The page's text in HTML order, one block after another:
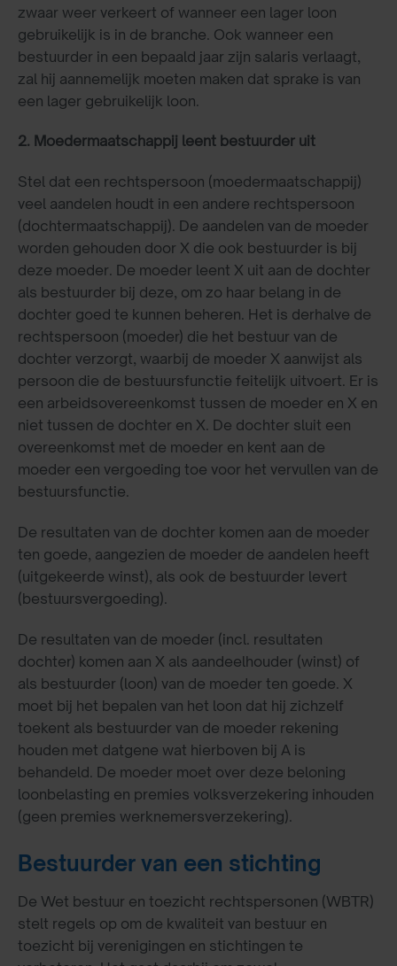
zwaar weer verkeert of wanneer een lager loon
gebruikelijk is in de branche. Ook wanneer een
bestuurder in een bepaald jaar zijn salaris verlaagt,
zal hij aannemelijk moeten maken dat sprake is van
een lager gebruikelijk loon.
2. Moedermaatschappij leent bestuurder uit
Stel dat een rechtspersoon (moedermaatschappij)
veel aandelen houdt in een andere rechtspersoon
(dochtermaatschappij). De aandelen van de moeder
worden gehouden door X die ook bestuurder is bij
deze moeder. De moeder leent X uit aan de dochter
als bestuurder bij deze, om zo haar belang in de
dochter goed te kunnen beheren. Het is derhalve de
rechtspersoon (moeder) die het bestuur van de
dochter verzorgt, waarbij de moeder X aanwijst als
persoon die de bestuursfunctie feitelijk uitvoert. Er is
een arbeidsovereenkomst tussen de moeder en X en
niet tussen de dochter en X. De dochter sluit een
overeenkomst met de moeder en kent aan de
moeder een vergoeding toe voor het vervullen van de
bestuursfunctie.
De resultaten van de dochter komen aan de moeder
ten goede, aangezien de moeder de aandelen heeft
(uitgekeerde winst), als ook de bestuurder levert
(bestuursvergoeding).
De resultaten van de moeder (incl. resultaten
dochter) komen aan X als aandeelhouder (winst) of
als bestuurder (loon) van de moeder ten goede. X
moet bij het bepalen van het loon dat hij zichzelf
toekent als bestuurder van de moeder rekening
houden met datgene wat hierboven bij A is
behandeld. De moeder moet over deze beloning
loonbelasting en premies volksverzekering inhouden
(geen premies werknemersverzekering).
Bestuurder van een stichting
De Wet bestuur en toezicht rechtspersonen (WBTR)
stelt regels op om de kwaliteit van bestuur en
toezicht bij verenigingen en stichtingen te